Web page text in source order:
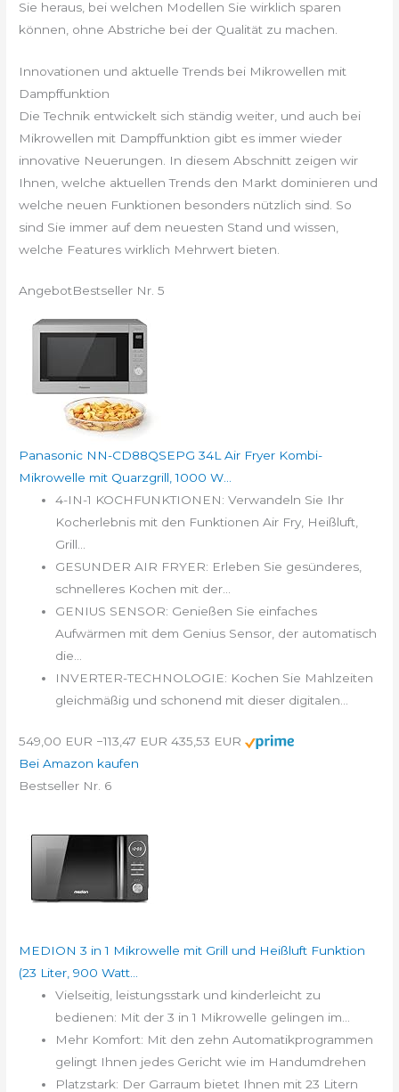
Sie heraus, bei welchen Modellen Sie wirklich sparen
können, ohne Abstriche bei der Qualität zu machen.
Innovationen und aktuelle Trends bei Mikrowellen mit
Dampffunktion
Die Technik entwickelt sich ständig weiter, und auch bei
Mikrowellen mit Dampffunktion gibt es immer wieder
innovative Neuerungen. In diesem Abschnitt zeigen wir
Ihnen, welche aktuellen Trends den Markt dominieren und
welche neuen Funktionen besonders nützlich sind. So
sind Sie immer auf dem neuesten Stand und wissen,
welche Features wirklich Mehrwert bieten.
AngebotBestseller Nr. 5
Panasonic NN-CD88QSEPG 34L Air Fryer Kombi-
Mikrowelle mit Quarzgrill, 1000 W...
4-IN-1 KOCHFUNKTIONEN: Verwandeln Sie Ihr
Kocherlebnis mit den Funktionen Air Fry, Heißluft,
Grill...
GESUNDER AIR FRYER: Erleben Sie gesünderes,
schnelleres Kochen mit der...
GENIUS SENSOR: Genießen Sie einfaches
Aufwärmen mit dem Genius Sensor, der automatisch
die...
INVERTER-TECHNOLOGIE: Kochen Sie Mahlzeiten
gleichmäßig und schonend mit dieser digitalen...
549,00 EUR −113,47 EUR 435,53 EUR
Bei Amazon kaufen
Bestseller Nr. 6
MEDION 3 in 1 Mikrowelle mit Grill und Heißluft Funktion
(23 Liter, 900 Watt...
Vielseitig, leistungsstark und kinderleicht zu
bedienen: Mit der 3 in 1 Mikrowelle gelingen im...
Mehr Komfort: Mit den zehn Automatikprogrammen
gelingt Ihnen jedes Gericht wie im Handumdrehen
Platzstark: Der Garraum bietet Ihnen mit 23 Litern